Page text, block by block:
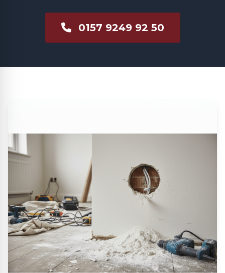
0157 9249 92 50